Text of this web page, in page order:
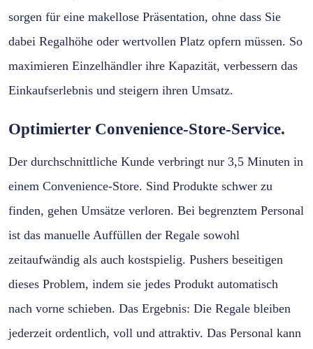
sorgen für eine makellose Präsentation, ohne dass Sie
dabei Regalhöhe oder wertvollen Platz opfern müssen. So
maximieren Einzelhändler ihre Kapazität, verbessern das
Einkaufserlebnis und steigern ihren Umsatz.
Optimierter Convenience-Store-Service.
Der durchschnittliche Kunde verbringt nur 3,5 Minuten in
einem Convenience-Store. Sind Produkte schwer zu
finden, gehen Umsätze verloren. Bei begrenztem Personal
ist das manuelle Auffüllen der Regale sowohl
zeitaufwändig als auch kostspielig. Pushers beseitigen
dieses Problem, indem sie jedes Produkt automatisch
nach vorne schieben. Das Ergebnis: Die Regale bleiben
jederzeit ordentlich, voll und attraktiv. Das Personal kann